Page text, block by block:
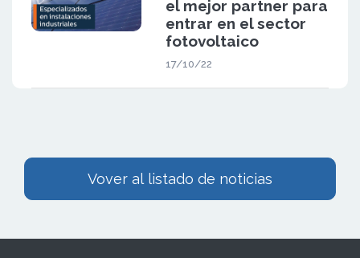
el mejor partner para
entrar en el sector
fotovoltaico
17/10/22
Vover al listado de noticias